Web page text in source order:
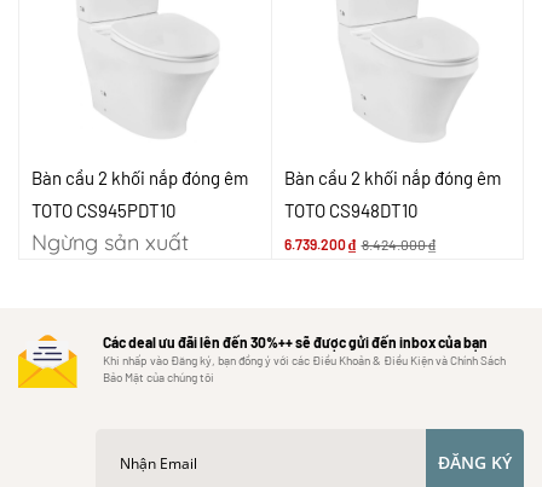
Bàn cầu 2 khối nắp đóng êm
TOTO CS945PDT10
Ngừng sản xuất
Bàn cầu 2 khối nắp đóng êm
TOTO CS948DT10
6.739.200₫ 8.424.000₫
Các deal ưu đãi lên đến 30%++ sẽ được gửi đến inbox của bạn
Khi nhấp vào Đăng ký, bạn đồng ý với các Điều Khoản & Điều Kiện và Chính Sách
Bảo Mật của chúng tôi
ĐĂNG KÝ